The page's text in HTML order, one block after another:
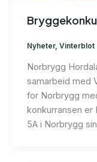
Nyheter, Vinterblot
Norbrygg
samarbeid med
for Norbrygg
konkurransen er
5A i Norbrygg sin